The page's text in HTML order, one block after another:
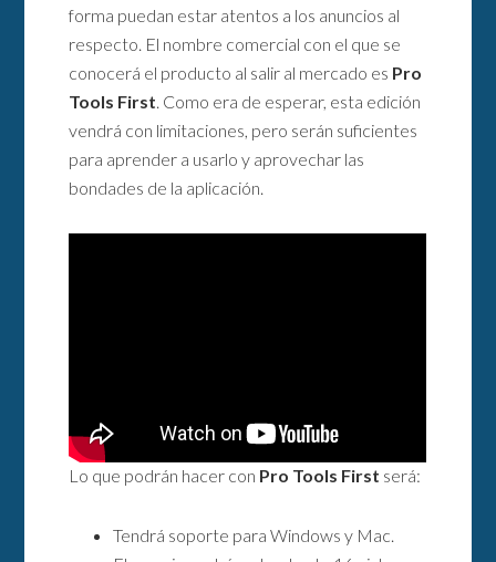
forma puedan estar atentos a los anuncios al
respecto. El nombre comercial con el que se
conocerá el producto al salir al mercado es Pro
Tools First . Como era de esperar, esta edición
vendrá con limitaciones, pero serán suficientes
para aprender a usarlo y aprovechar las
bondades de la aplicación.
Lo que podrán hacer con Pro Tools First será:
Tendrá soporte para Windows y Mac.